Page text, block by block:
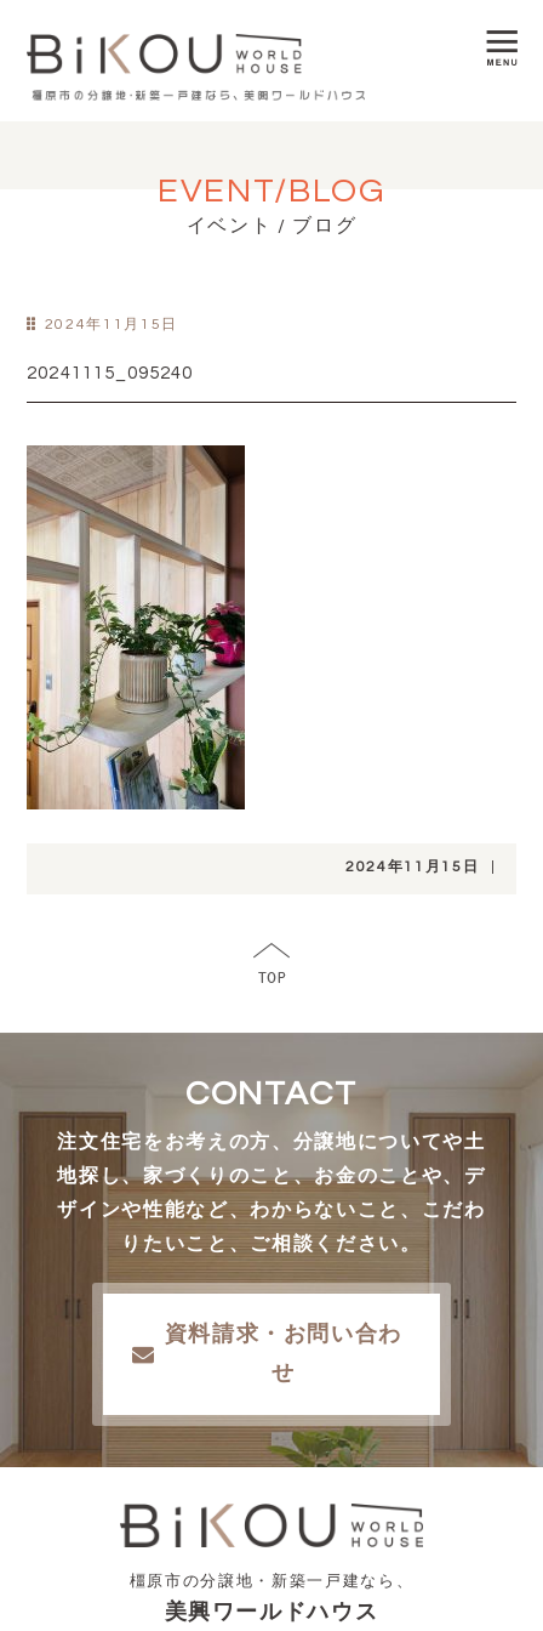
EVENT/BLOG
イベント / ブログ
2024年11月15日
20241115_095240
2024年11月15日
CONTACT
注文住宅をお考えの方、分譲地についてや土
地探し、家づくりのこと、お金のことや、デ
ザインや性能など、わからないこと、こだわ
りたいこと、ご相談ください。
資料請求・お問い合わ
せ
橿原市の分譲地・新築一戸建なら、
美興ワールドハウス